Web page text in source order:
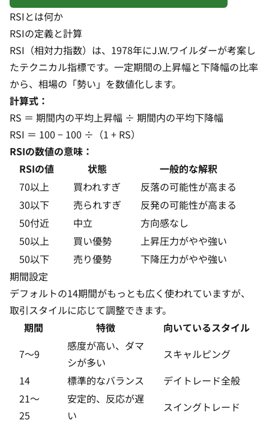
RSIとは何か
RSIの定義と計算
RSI（相対力指数）は、1978年にJ.W.ワイルダーが考案し
たテクニカル指標です。一定期間の上昇幅と下降幅の比率
から、相場の「勢い」を数値化します。
計算式：
RS ＝ 期間内の平均上昇幅 ÷ 期間内の平均下降幅
RSI ＝ 100 − 100 ÷（1 + RS）
RSIの数値の意味：
RSIの値
状態
一般的な解釈
70以上
買われすぎ
反落の可能性が高まる
30以下
売られすぎ
反発の可能性が高まる
50付近
中立
方向感なし
50以上
買い優勢
上昇圧力がやや強い
50以下
売り優勢
下降圧力がやや強い
期間設定
デフォルトの14期間がもっとも広く使われていますが、
取引スタイルに応じて調整できます。
期間
特徴
向いているスタイル
7〜9
感度が高い、ダマ
シが多い
スキャルピング
14
標準的なバランス
デイトレード全般
21〜
25
安定的、反応が遅
い
スイングトレード